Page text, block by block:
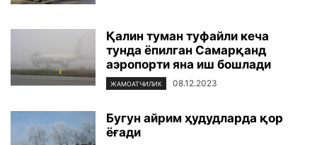
Қалин туман туфайли кеча
тунда ёпилган Самарқанд
аэропорти яна иш бошлади
ЖАМОАТЧИЛИК 08.12.2023
Бугун айрим ҳудудларда қор
ёғади